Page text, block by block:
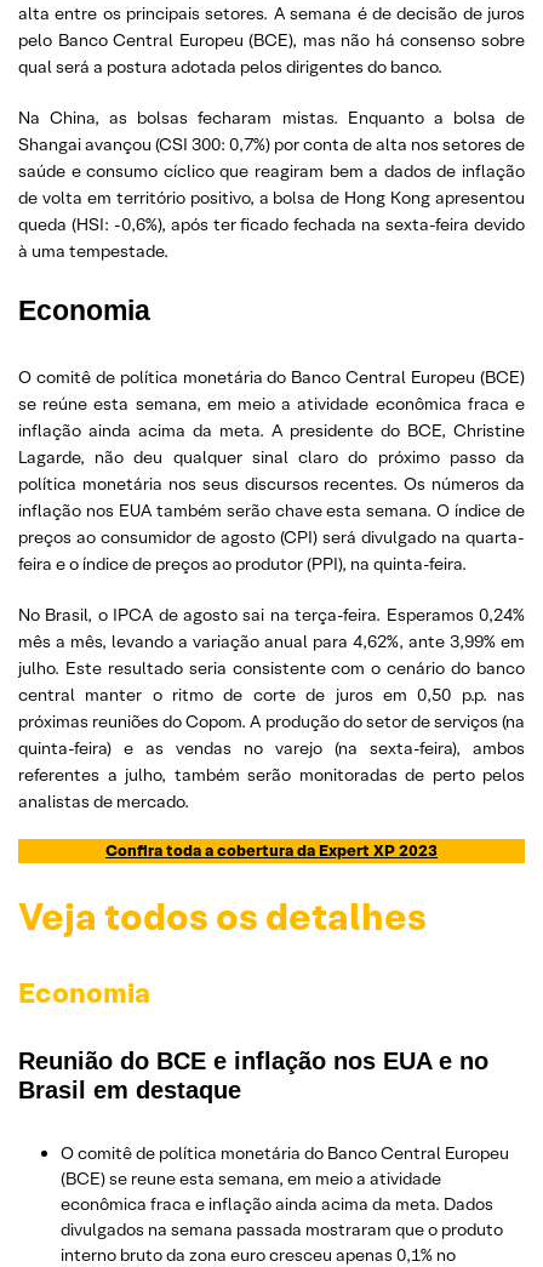
alta entre os principais setores. A semana é de decisão de juros
pelo Banco Central Europeu (BCE), mas não há consenso sobre
qual será a postura adotada pelos dirigentes do banco.
Na China, as bolsas fecharam mistas. Enquanto a bolsa de
Shangai avançou (CSI 300: 0,7%) por conta de alta nos setores de
saúde e consumo cíclico que reagiram bem a dados de inflação
de volta em território positivo, a bolsa de Hong Kong apresentou
queda (HSI: -0,6%), após ter ficado fechada na sexta-feira devido
à uma tempestade.
Economia
O comitê de política monetária do Banco Central Europeu (BCE)
se reúne esta semana, em meio a atividade econômica fraca e
inflação ainda acima da meta. A presidente do BCE, Christine
Lagarde, não deu qualquer sinal claro do próximo passo da
política monetária nos seus discursos recentes. Os números da
inflação nos EUA também serão chave esta semana. O índice de
preços ao consumidor de agosto (CPI) será divulgado na quarta-
feira e o índice de preços ao produtor (PPI), na quinta-feira.
No Brasil, o IPCA de agosto sai na terça-feira. Esperamos 0,24%
mês a mês, levando a variação anual para 4,62%, ante 3,99% em
julho. Este resultado seria consistente com o cenário do banco
central manter o ritmo de corte de juros em 0,50 p.p. nas
próximas reuniões do Copom. A produção do setor de serviços (na
quinta-feira) e as vendas no varejo (na sexta-feira), ambos
referentes a julho, também serão monitoradas de perto pelos
analistas de mercado.
Confira toda a cobertura da Expert XP 2023
Veja todos os detalhes
Economia
Reunião do BCE e inflação nos EUA e no
Brasil em destaque
O comitê de política monetária do Banco Central Europeu
(BCE) se reune esta semana, em meio a atividade
econômica fraca e inflação ainda acima da meta. Dados
divulgados na semana passada mostraram que o produto
interno bruto da zona euro cresceu apenas 0,1% no